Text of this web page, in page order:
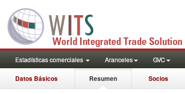
Estadísticas comerciales Aranceles GVC
Datos Básicos Resumen Socios